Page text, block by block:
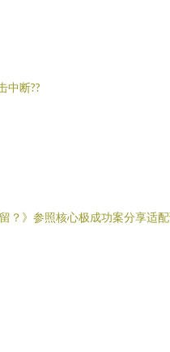
中断??
？》参照核心极成功案分享适